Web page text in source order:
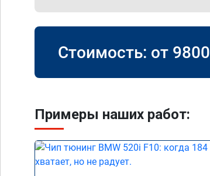
Стоимость: от 9800
Примеры наших работ: